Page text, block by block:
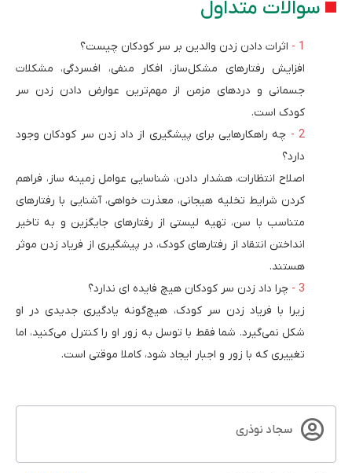
سوالات متداول
اثرات دادن زدن والدین بر سر کودکان چیست؟
افزایش رفتارهای مشکل‌­ساز، افکار منفی، افسردگی، مشکلات
جسمانی و دردهای مزمن از مهم‌ترین عوارض دادن زدن سر
کودک است.
چه راهکارهایی برای پیشگیری از داد زدن سر کودکان وجود
دارد؟
اصلاح انتظارات، هشدار دادن، شناسایی عوامل زمینه ساز، فراهم
کردن شرایط تخلیه هیجانی، معذرت خواهی، آشنایی با رفتارهای
متناسب با سن، تهیه لیستی از رفتارهای جایگزین و به تاخیر
انداختن انتقاد از رفتارهای کودک، در پیشگیری از فریاد زدن موثر
هستند.
چرا داد زدن سر کودکان هیچ فایده ای ندارد؟
زیرا با فریاد زدن سر کودک، هیچ‌گونه یادگیری جدیدی در او
شکل نمی‌گیرد. شما فقط با توسل به زور او را کنترل می‌کنید، اما
تغییری که با زور و اجبار ایجاد شود، کاملا موقتی است.
سجاد نوذری